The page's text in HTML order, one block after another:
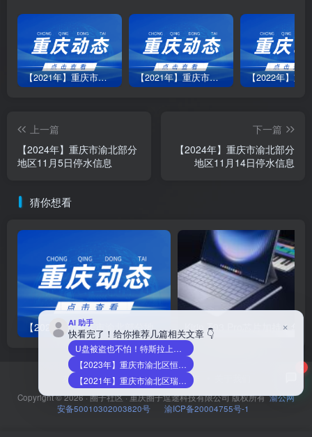
【2021年】重庆市江北部分地区1月7日停水信息 【2021年】重庆市渝北区龙平支街4号小区5月21日停水信息
上一篇
【2024年】重庆市渝北部分
地区11月5日停水信息
下一篇
【2024年】重庆市渝北部分
地区11月14日停水信息
猜你想看
【2025年】重庆市渝北部分地区5月19日停水信息
友链申请 免责声明 广告合作
Copyright © 2026 ·圈子社区·重庆圈子逗途科技有限公司版权所有渝公网
安备50010302003820号
渝ICP备20004755号-1
AI 助手
快看完了！给你推荐几篇相关文章 👇
U盘被盗也不怕！特斯拉上线网页版行车记录仪查看器：只有车主能看
【2023年】重庆市渝北区恒大御峰台3月9日停水信息
【2021年】重庆市渝北区瑞丰花苑小区9月9日停水信息
×